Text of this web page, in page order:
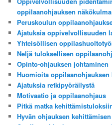
oppilaanohjauksen näkökulma
Peruskoulun
Ajatuksia oppivelvollisuuden
Yhteisöllisen
Neljä tuloksellisen
Opinto-ohjauksen johtaminen
Huomioita oppilaanohjauksen
Ajatuksia retkipyöräilystä
Motivaatio ja oppilaanohjaus
Pitkä matka
Hyvän ohjauksen